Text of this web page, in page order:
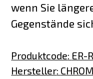
wenn Sie
Gegenstände
Produktcode: ER-
Hersteller: